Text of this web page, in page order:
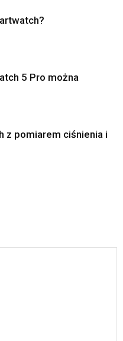
5 Pro można
z pomiarem ciśnienia i